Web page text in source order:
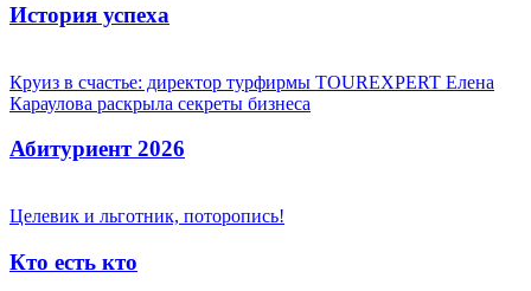
История успеха
Круиз в счастье: директор турфирмы TOUREXPERT Елена
Караулова раскрыла секреты бизнеса
Абитуриент 2026
Целевик и льготник, поторопись!
Кто есть кто